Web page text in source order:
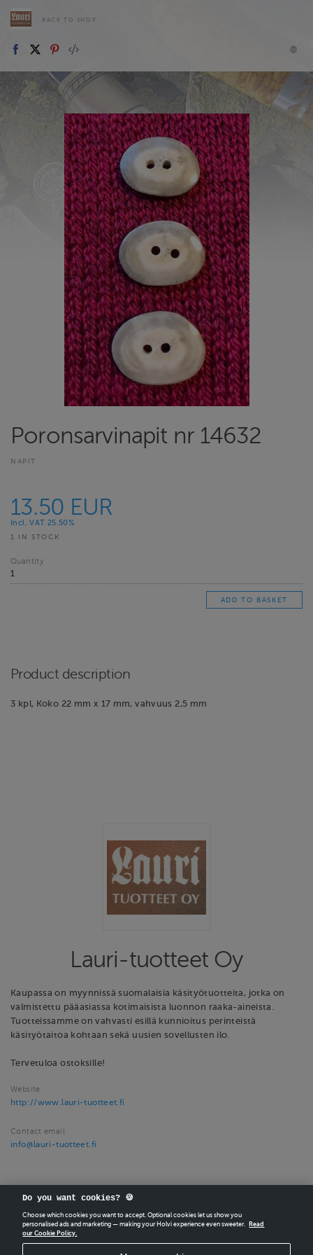
BACK TO SHOP
Poronsarvinapit nr 14632
NAPIT
13.50 EUR
Incl. VAT 25.50%
1 IN STOCK
Quantity
Product description
3 kpl, Koko 22 mm x 17 mm, vahvuus 2,5 mm
Lauri-tuotteet Oy
Kaupassa on myynnissä suomalaisia käsityötuotteita, jotka on
valmistettu pääasiassa kotimaisista luonnon raaka-aineista.
Tuotteissamme on vahvasti esillä kunnioitus perinteistä
käsityötaitoa kohtaan sekä uusien sovellusten ilo.
Tervetuloa ostoksille!
Website
http://www.lauri-tuotteet.fi
Contact email
info@lauri-tuotteet.fi
CREATEYOUR OWN HOLVI ONLINE STORE IN MINUTES.
Do you want cookies? 🍪
Choose which cookies you want to accept. Optional cookies let us show you
personalised ads and marketing — making your Holvi experience even sweeter.
Read
our Cookie Policy.